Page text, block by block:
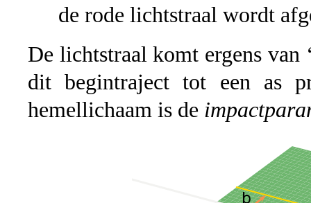
de rode lichtstraal wordt
De lichtstraal komt ergens van
dit begintraject tot een as
hemellichaam is de